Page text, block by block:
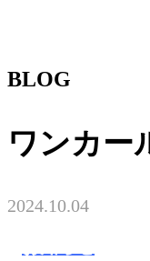
BLOG
ワンカー
2024.10.04